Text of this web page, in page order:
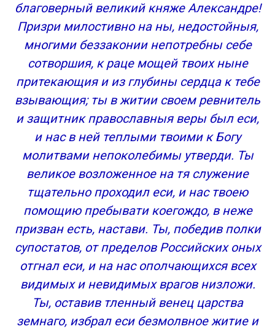
Молитва вторая
благоверный великий княже Александре!
Призри милостивно на ны, недостойныя,
многими беззаконии непотребны себе
сотворшия, к раце мощей твоих ныне
притекающия и из глубины сердца к тебе
взывающия; ты в житии своем ревнитель
и защитник православныя веры был еси,
и нас в ней теплыми твоими к Богу
молитвами непоколебимы утверди. Ты
великое возложенное на тя служение
тщательно проходил еси, и нас твоею
помощию пребывати коегождо, в неже
призван есть, настави. Ты, победив полки
супостатов, от пределов Российских оных
отгнал еси, и на нас ополчающихся всех
видимых и невидимых врагов низложи.
Ты, оставив тленный венец царства
земнаго, избрал еси безмолвное житие и